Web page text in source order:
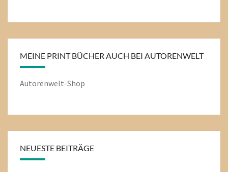
MEINE PRINT BÜCHER AUCH BEI AUTORENWELT
Autorenwelt-Shop
NEUESTE BEITRÄGE